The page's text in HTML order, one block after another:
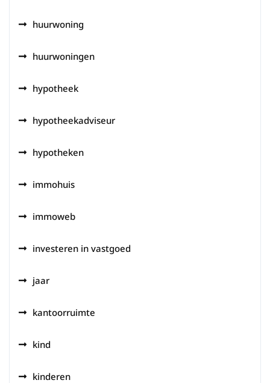
huurwoning
huurwoningen
hypotheek
hypotheekadviseur
hypotheken
immohuis
immoweb
investeren in vastgoed
jaar
kantoorruimte
kind
kinderen